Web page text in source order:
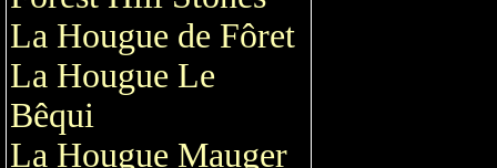
La Hougue de Fôret
La Hougue Le
Bêqui
La Hougue Mauger